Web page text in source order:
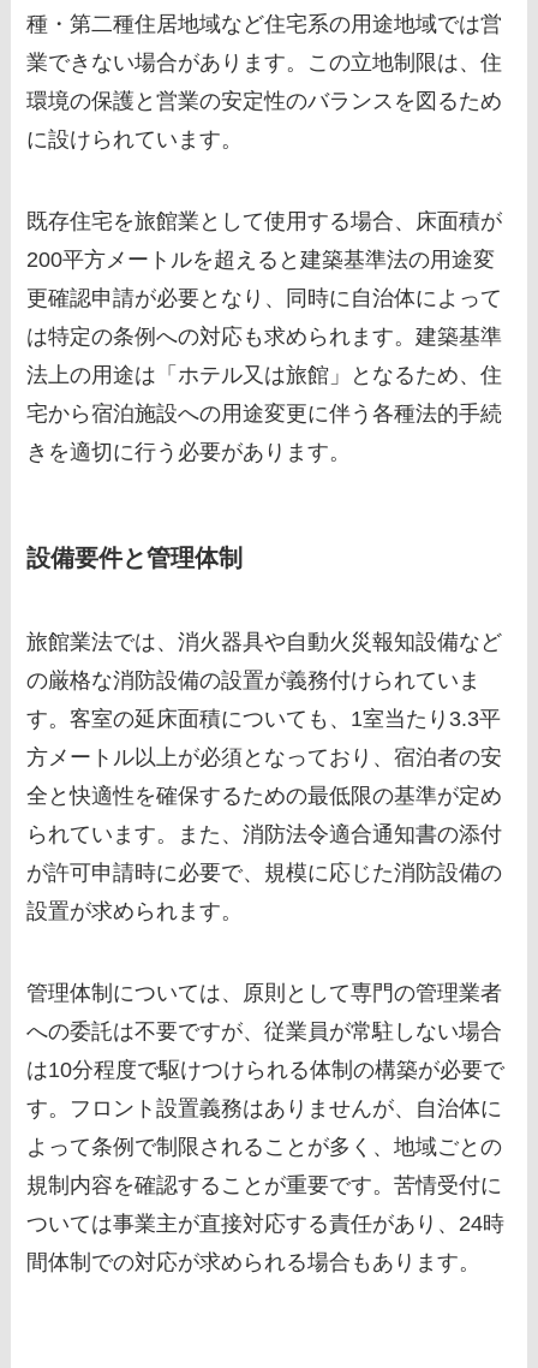
種・第二種住居地域など住宅系の用途地域では営
業できない場合があります。この立地制限は、住
環境の保護と営業の安定性のバランスを図るため
に設けられています。
既存住宅を旅館業として使用する場合、床面積が
200平方メートルを超えると建築基準法の用途変
更確認申請が必要となり、同時に自治体によって
は特定の条例への対応も求められます。建築基準
法上の用途は「ホテル又は旅館」となるため、住
宅から宿泊施設への用途変更に伴う各種法的手続
きを適切に行う必要があります。
設備要件と管理体制
旅館業法では、消火器具や自動火災報知設備など
の厳格な消防設備の設置が義務付けられていま
す。客室の延床面積についても、1室当たり3.3平
方メートル以上が必須となっており、宿泊者の安
全と快適性を確保するための最低限の基準が定め
られています。また、消防法令適合通知書の添付
が許可申請時に必要で、規模に応じた消防設備の
設置が求められます。
管理体制については、原則として専門の管理業者
への委託は不要ですが、従業員が常駐しない場合
は10分程度で駆けつけられる体制の構築が必要で
す。フロント設置義務はありませんが、自治体に
よって条例で制限されることが多く、地域ごとの
規制内容を確認することが重要です。苦情受付に
ついては事業主が直接対応する責任があり、24時
間体制での対応が求められる場合もあります。